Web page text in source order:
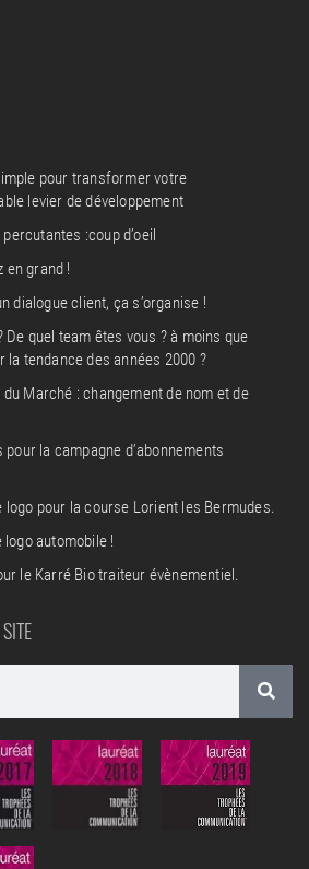
pour transformer votre
levier de développement
:coup d’oeil
en grand !
dialogue client, ça s’organise !
De quel team êtes vous ? à moins que
tendance des années 2000 ?
Marché : changement de nom et de
la campagne d’abonnements
logo pour la course Lorient les Bermudes.
automobile !
le Karré Bio traiteur évènementiel.